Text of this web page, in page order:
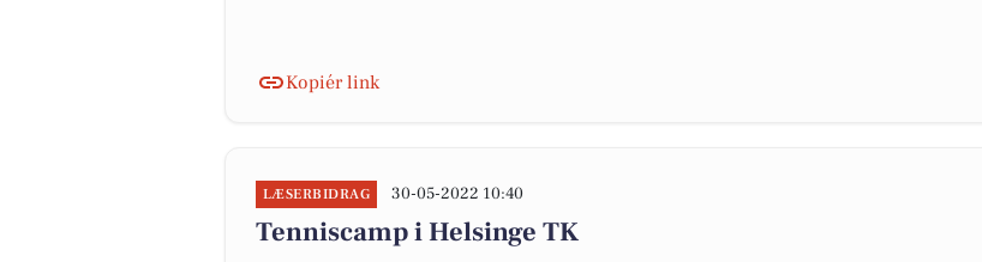
Kopiér link
LÆSERBIDRAG 30-05-2022 10:40
Tenniscamp i Helsinge TK